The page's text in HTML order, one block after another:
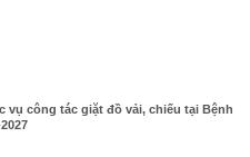
vụ công tác giặt đồ vải, chiếu tại Bệnh